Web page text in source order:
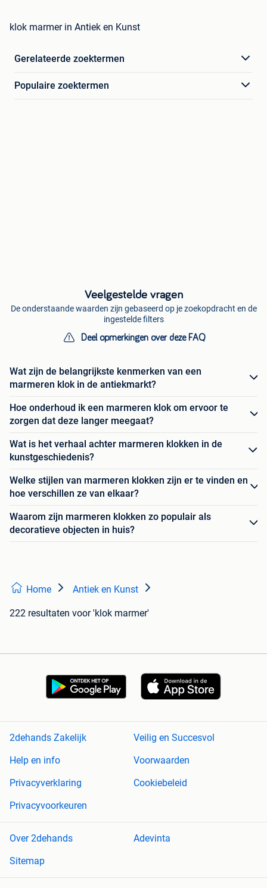
klok marmer in Antiek en Kunst
Gerelateerde zoektermen
Populaire zoektermen
Veelgestelde vragen
De onderstaande waarden zijn gebaseerd op je zoekopdracht en de
ingestelde filters
Deel opmerkingen over deze FAQ
Wat zijn de belangrijkste kenmerken van een
marmeren klok in de antiekmarkt?
Hoe onderhoud ik een marmeren klok om ervoor te
zorgen dat deze langer meegaat?
Wat is het verhaal achter marmeren klokken in de
kunstgeschiedenis?
Welke stijlen van marmeren klokken zijn er te vinden en
hoe verschillen ze van elkaar?
Waarom zijn marmeren klokken zo populair als
decoratieve objecten in huis?
Home Antiek en Kunst
222 resultaten voor 'klok marmer'
2dehands Zakelijk
Veilig en Succesvol
Help en info
Voorwaarden
Privacyverklaring
Cookiebeleid
Privacyvoorkeuren
Over 2dehands
Adevinta
Sitemap